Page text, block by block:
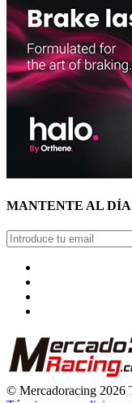
© Mercadoracing 2026
Términos y condiciones
VOLVER ARRIBA